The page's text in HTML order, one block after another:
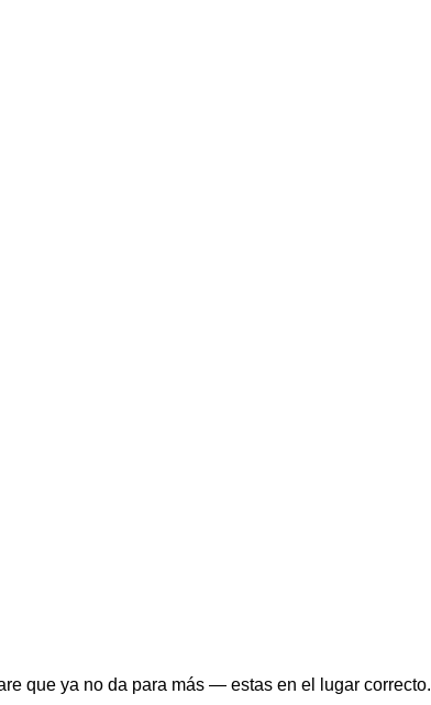
que ya no da para más — estas en el lugar correcto.